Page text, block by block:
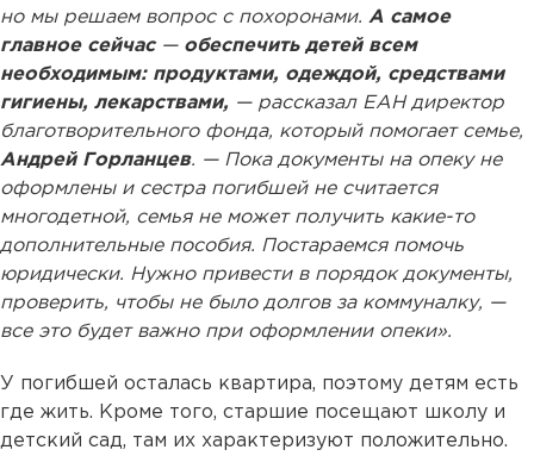
но мы решаем вопрос с похоронами. А самое
главное сейчас —обеспечить детей всем
необходимым: продуктами, одеждой, средствами
гигиены, лекарствами, — рассказал ЕАН директор
благотворительного фонда, который помогает семье,
Андрей Горланцев. — Пока документы на опеку не
оформлены и сестра погибшей не считается
многодетной, семья не может получить какие-то
дополнительные пособия. Постараемся помочь
юридически. Нужно привести в порядок документы,
проверить, чтобы не было долгов за коммуналку, —
все это будет важно при оформлении опеки».
У погибшей осталась квартира, поэтому детям есть
где жить. Кроме того, старшие посещают школу и
детский сад, там их характеризуют положительно.